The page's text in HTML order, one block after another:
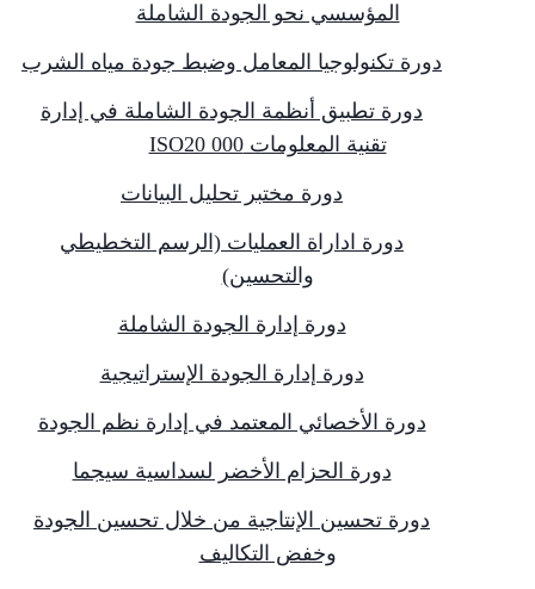
المؤسسي نحو الجودة الشاملة
دورة تكنولوجيا المعامل وضبط جودة مياه الشرب
دورة تطبيق أنظمة الجودة الشاملة في إدارة
تقنية المعلومات ISO20 000
دورة مختبر تحليل البيانات
دورة اداراة العمليات (الرسم التخطيطي
والتحسين)
دورة إدارة الجودة الشاملة
دورة إدارة الجودة الإستراتيجية
دورة الأخصائي المعتمد في إدارة نظم الجودة
دورة الحزام الأخضر لسداسية سيجما
دورة تحسين الإنتاجية من خلال تحسين الجودة
وخفض التكاليف